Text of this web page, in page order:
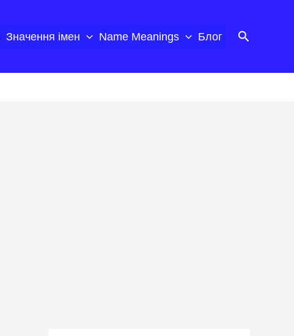
Значення імен Name Meanings Блог Пошук